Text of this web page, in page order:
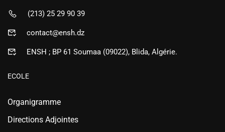
(213) 25 29 90 39
contact@ensh.dz
ENSH ; BP 61 Soumaa (09022), Blida, Algérie.
ECOLE
Organigramme
Directions Adjointes